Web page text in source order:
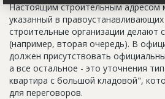
Настоящим строительным адресом
указанный в
строительные организации делают
(например, вторая очередь). В
должен присутствовать
а все остальное - это уточнения
квартира с большой кладовой",
для переговоров.